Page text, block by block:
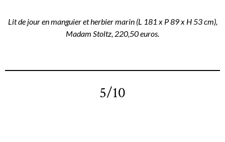
Lit de jour en manguier et herbier marin (L 181 x P 89 x H 53 cm),
Madam Stoltz, 220,50 euros.
5/10